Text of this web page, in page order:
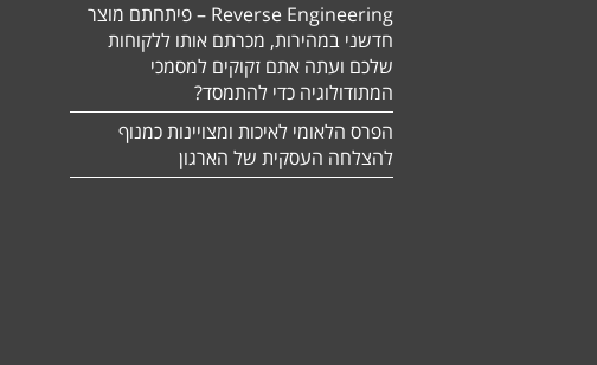
Reverse Engineering – פיתחתם מוצר
חדשני במהירות, מכרתם אותו ללקוחות
שלכם ועתה אתם זקוקים למסמכי
המתודולוגיה כדי להתמסד?
הפרס הלאומי לאיכות ומצויינות כמנוף
להצלחה העסקית של הארגון